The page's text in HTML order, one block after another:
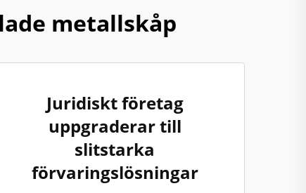
metallskåp
Juridiskt företag
uppgraderar till
slitstarka
förvaringslösningar